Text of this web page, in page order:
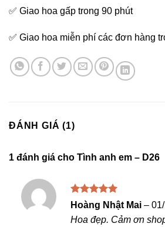
✅ Giao hoa gấp trong 90 phút
✅ Giao hoa miễn phí các đơn hàng
ĐÁNH GIÁ (1)
1 đánh giá cho Tình anh em – D26
Được xếp
55
sao
Hoàng Nhật Mai –
Hoa đẹp. Cảm ơn